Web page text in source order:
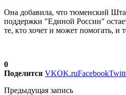
Она добавила, что тюменский
поддержки "Единой России"
те, кто хочет и может помогать, и
0
Поделится VKOK.ruFacebook
Предыдущая запись